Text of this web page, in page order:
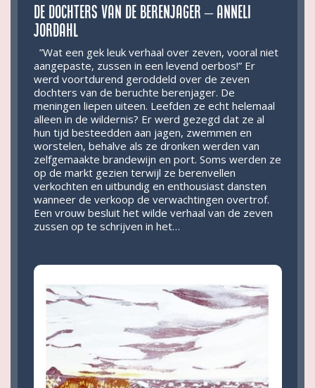
De dochters van de berenjager – Anneli
Jordahl
”Wat een gek leuk verhaal over zeven, vooral niet
aangepaste, zussen in een levend oerbos!” Er
werd voortdurend geroddeld over de zeven
dochters van de beruchte berenjager. De
meningen liepen uiteen. Leefden ze echt helemaal
alleen in de wildernis? Er werd gezegd dat ze al
hun tijd besteedden aan jagen, zwemmen en
worstelen, behalve als ze dronken werden van
zelfgemaakte brandewijn en port. Soms werden ze
op de markt gezien terwijl ze berenvellen
verkochten en uitbundig en enthousiast dansten
wanneer de verkoop de verwachtingen overtrof.
Een vrouw besluit het wilde verhaal van de zeven
zussen op te schrijven in het…